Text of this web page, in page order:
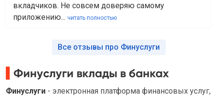
вкладчиков. Не совсем доверяю самому
приложению... читать полностью
Все отзывы про Финуслуги
Финуслуги вклады в банках
Финуслуги - электронная платформа финансовых услуг,